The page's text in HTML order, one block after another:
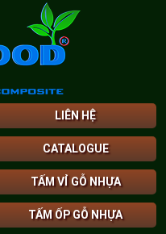
LIÊN HỆ
CATALOGUE
TẤM VỈ GỖ NHỰA
TẤM ỐP GỖ NHỰA